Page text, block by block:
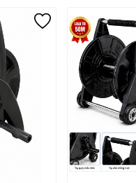
ống PE phổ biến trên